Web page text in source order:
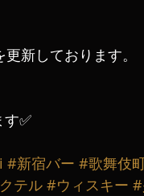
新しております。
✅
#新宿バー #歌舞伎
テル #ウィスキー